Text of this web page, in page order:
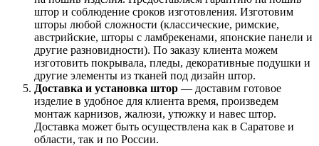
штор и соблюдение сроков изготовления. Изготовим
шторы любой сложности (классические, римские,
австрийские, шторы с ламбрекенами, японские панели и
другие разновидности). По заказу клиента можем
изготовить покрывала, пледы, декоративные подушки и
другие элементы из тканей под дизайн штор.
Доставка и установка штор — доставим готовое
изделие в удобное для клиента время, произведем
монтаж карнизов, жалюзи, утюжку и навес штор.
Доставка может быть осуществлена как в Саратове и
области, так и по России.